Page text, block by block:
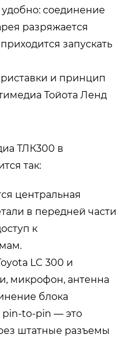
соединение
разряжается
запускать
и принцип
Тойота Ленд
ТЛК300 в
так:
центральная
в передней части
к
LC 300 и
микрофон, антенна
блока
pin-to-pin — это
штатные разъемы